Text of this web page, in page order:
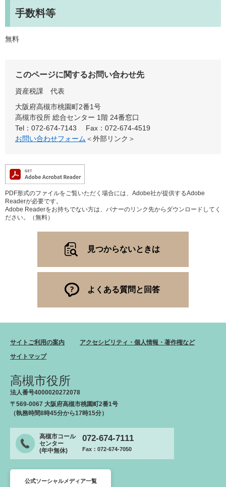
手数料等
無料
このページに関するお問い合わせ先
資産税課
代表
大阪府高槻市桃園町2番1号
高槻市役所 総合センター 1階 24番窓口
Tel：072-674-7143
Fax：072-674-4519
お問い合わせフォーム ＜外部リンク＞
PDF形式のファイルをご覧いただく場合には、Adobe社が提供するAdobe
Readerが必要です。
Adobe Readerをお持ちでない方は、バナーのリンク先からダウンロードしてく
ださい。（無料）
見つからないときは
よくある質問と回答
サイトご利用の案内
アクセシビリティ・個人情報・著作権など
サイトマップ
高槻市役所
法人番号4000020272078
〒569-0067 大阪府高槻市桃園町2番1号
（執務時間8時45分から17時15分）
高槻市コール
センター
(年中無休)
072-674-7111
Fax：072-674-7050
公式ソーシャルメディア一覧